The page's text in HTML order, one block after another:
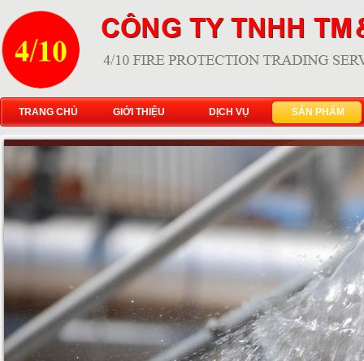
TRANG CHỦ GIỚI THIỆU DỊCH VỤ SẢN PHẨM